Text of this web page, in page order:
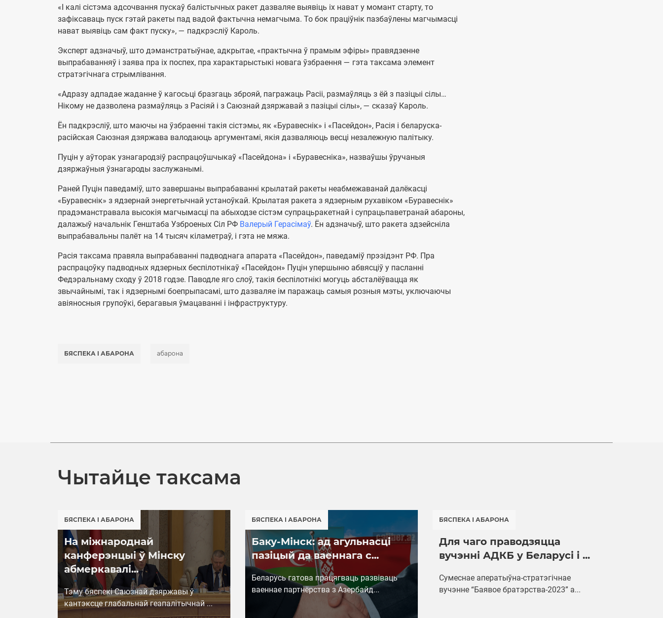
«І калі сістэма адсочвання пускаў балістычных ракет дазваляе выявіць іх нават у момант старту, то
зафіксаваць пуск гэтай ракеты пад вадой фактычна немагчыма. То бок праціўнік пазбаўлены магчымасці
нават выявіць сам факт пуску», — падкрэсліў Кароль.
Эксперт адзначыў, што дэманстратыўнае, адкрытае, «практычна ў прамым эфіры» правядзенне
выпрабаванняў і заява пра іх поспех, пра характарыстыкі новага ўзбраення — гэта таксама элемент
стратэгічнага стрымлівання.
«Адразу адпадае жаданне ў кагосьці бразгаць зброяй, пагражаць Расіі, размаўляць з ёй з пазіцыі сілы…
Нікому не дазволена размаўляць з Расіяй і з Саюзнай дзяржавай з пазіцыі сілы», — сказаў Кароль.
Ён падкрэсліў, што маючы на ўзбраенні такія сістэмы, як «Буравеснік» і «Пасейдон», Расія і беларуска-
расійская Саюзная дзяржава валодаюць аргументамі, якія дазваляюць весці незалежную палітыку.
Пуцін у аўторак узнагародзіў распрацоўшчыкаў «Пасейдона» і «Буравесніка», назваўшы ўручаныя
дзяржаўныя ўзнагароды заслужанымі.
Раней Пуцін паведаміў, што завершаны выпрабаванні крылатай ракеты неабмежаванай далёкасці
«Буравеснік» з ядзернай энергетычнай устаноўкай. Крылатая ракета з ядзерным рухавіком «Буравеснік»
прадэманстравала высокія магчымасці па абыходзе сістэм супрацьракетнай і супрацьпаветранай абароны,
далажыў начальнік Генштаба Узброеных Сіл РФ Валерый Герасімаў. Ён адзначыў, што ракета здзейсніла
выпрабавальны палёт на 14 тысяч кіламетраў, і гэта не мяжа.
Расія таксама правяла выпрабаванні падводнага апарата «Пасейдон», паведаміў прэзідэнт РФ. Пра
распрацоўку падводных ядзерных беспілотнікаў «Пасейдон» Пуцін упершыню абвясціў у пасланні
Федэральнаму сходу ў 2018 годзе. Паводле яго слоў, такія беспілотнікі могуць абсталёўвацца як
звычайнымі, так і ядзернымі боепрыпасамі, што дазваляе ім паражаць самыя розныя мэты, уключаючы
авіяносныя групоўкі, берагавыя ўмацаванні і інфраструктуру.
БЯСПЕКА І АБАРОНА абарона
Чытайце таксама
БЯСПЕКА І АБАРОНА
На міжнароднай
канферэнцыі ў Мінску
абмеркавалі...
Тэму бяспекі Саюзнай дзяржавы ў
кантэксце глабальнай геапалітычнай ...
БЯСПЕКА І АБАРОНА
Баку-Мінск: ад агульнасці
пазіцый да ваеннага с...
Беларусь гатова працягваць развіваць
ваеннае партнёрства з Азербайд...
БЯСПЕКА І АБАРОНА
Для чаго праводзяцца
вучэнні АДКБ у Беларусі і ...
Сумеснае аператыўна-стратэгічнае
вучэнне “Баявое братэрства-2023” а...